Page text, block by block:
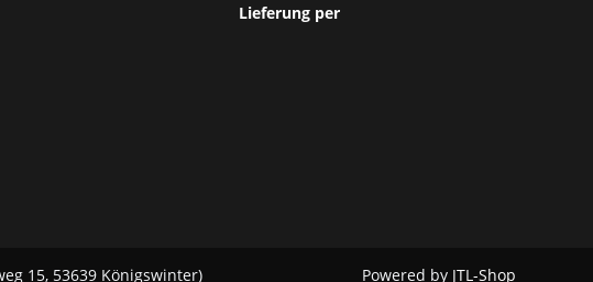
Lieferung per
15, 53639 Königswinter) Powered by JTL-Shop